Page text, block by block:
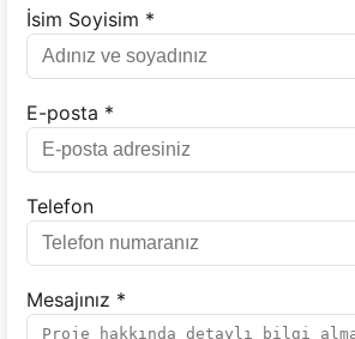
İsim Soyisim *
E-posta *
Telefon
Mesajınız *